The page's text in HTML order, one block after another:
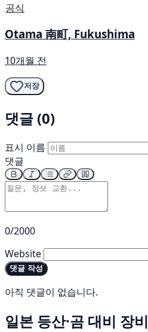
공식
Otama 南町, Fukushima
10개월 전
저장
댓글 (0)
표시 이름
댓글
0/2000
Website
댓글 작성
아직 댓글이 없습니다.
일본 등산·곰 대비 장비